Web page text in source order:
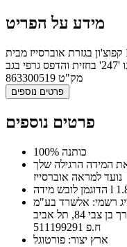
מידע על הפריט
קפוצ'ון בגזרת אוברסייז מבית Represent, עשוי כותנה בצבע שחור בשילוב
מק"ט 863300519
פרטים נוספים
פרטים נוספים
100% כותנה
המידה הרגילה שלך
נועד למראה אוברסייז
רשמי: אלשרד בע"מ
בן צבי 84, תל אביב
ח.פ 511199291
ארץ יצור: פורטוגל